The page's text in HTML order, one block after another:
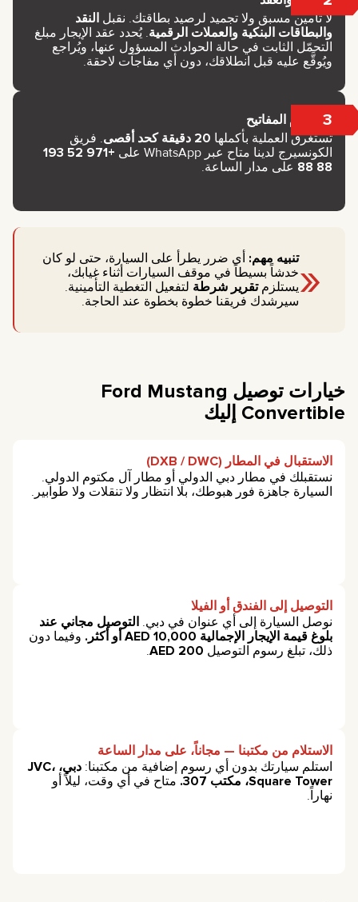
لا تأمين مسبق ولا تجميد لرصيد بطاقتك. نقبل النقد
والبطاقات البنكية والعملات الرقمية. يُحدد عقد الإيجار مبلغ
التحمّل الثابت في حالة الحوادث المسؤول عنها، ويُراجع
ويُوقَّع عليه قبل انطلاقك، دون أي مفاجآت لاحقة.
3 استلام المفاتيح
تستغرق العملية بأكملها 20 دقيقة كحد أقصى
. فريق
الكونسيرج لدينا متاح عبر WhatsApp على
+971 52 193
88 88
على مدار الساعة.
«تنبيه مهم: أي ضرر يطرأ على السيارة، حتى لو كان
خدشاً بسيطاً في موقف السيارات أثناء غيابك،
يستلزمتقرير شرطة لتفعيل التغطية التأمينية.
سيرشدك فريقنا خطوة بخطوة عند الحاجة.
خيارات توصيل Ford Mustang
Convertible إليك
الاستقبال في المطار (DXB / DWC)
نستقبلك في مطار دبي الدولي أو مطار آل مكتوم الدولي.
السيارة جاهزة فور هبوطك، بلا انتظار ولا تنقلات ولا طوابير.
التوصيل إلى الفندق أو الفيلا
نوصل السيارة إلى أي عنوان في دبي. التوصيل مجاني عند
بلوغ قيمة الإيجار الإجمالية 10,000 AED أو أكثر.
وفيما دون
ذلك، تبلغ رسوم التوصيل 200 AED
.
الاستلام من مكتبنا — مجاناً، على مدار الساعة
استلم سيارتك بدون أي رسوم إضافية من مكتبنا:
دبي، JVC،
Square Tower، مكتب 307.
متاح في أي وقت، ليلاً أو
نهاراً.